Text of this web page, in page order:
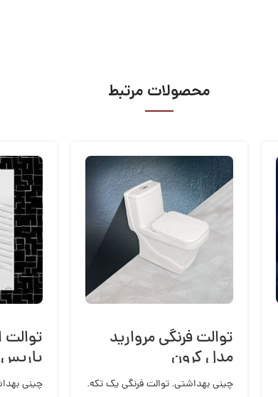
محصولات مرتبط
توالت فرنگی مروارید
مدل کرون
چینی بهداشتی,توالت فرنگی یک تکه,
توالت
یاریس
چینی